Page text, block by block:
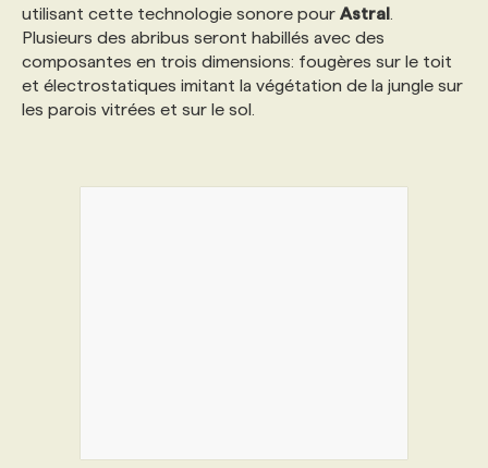
PROGRAMMES DE SUBVENTIONS
FAQ
utilisant cette technologie sonore pour Astral
Plusieurs des abribus seront habillés avec des
composantes en trois dimensions: fougères sur le toit
et électrostatiques imitant la végétation de la jungle sur
les parois vitrées et sur le sol.